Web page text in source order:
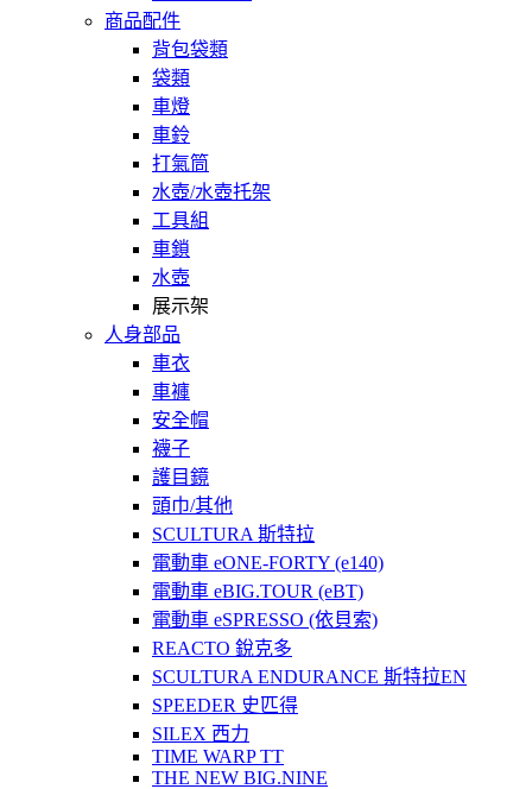
商品配件
背包袋類
袋類
車燈
車鈴
打氣筒
水壺/水壺托架
工具組
車鎖
水壺
展示架
人身部品
車衣
車褲
安全帽
襪子
護目鏡
頭巾/其他
SCULTURA 斯特拉
電動車 eONE-FORTY (e140)
電動車 eBIG.TOUR (eBT)
電動車 eSPRESSO (依貝索)
REACTO 銳克多
SCULTURA ENDURANCE 斯特拉EN
SPEEDER 史匹得
SILEX 西力
TIME WARP TT
THE NEW BIG.NINE